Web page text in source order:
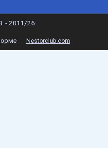
- 2011/26:
Nestorclub.com